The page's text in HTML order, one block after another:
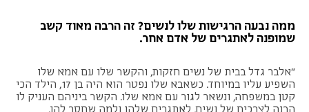
ממה נבעה הרגישות שלו לנשים? זה הרבה מאוד קשב
שמופנה לאתגרים של אדם אחר.
"אלבר גדל בבית של נשים חזקות, והקשר שלו עם אמא שלו
השפיע עליו במיוחד. כשאבא שלו נפטר הוא היה בן 17, הילד הכי
קטן במשפחה, ונשאר לגור עם אמא שלו. הקשר ביניהם העניק לו
הבנה לצרכים של נשים, לאתגרים שלהן ולמה שחסר להן.